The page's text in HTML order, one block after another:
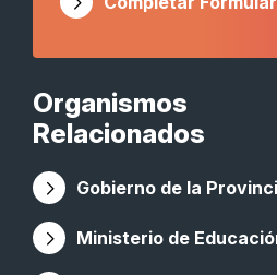
Organismos
Relacionados
Gobierno de la
Ministerio de